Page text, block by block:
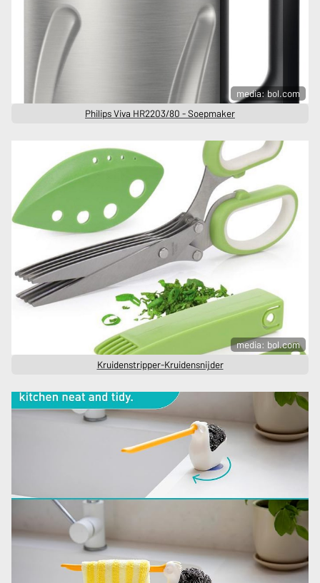
media: bol.com
Philips Viva HR2203/80 - Soepmaker
media: bol.com
Kruidenstripper-Kruidensnijder